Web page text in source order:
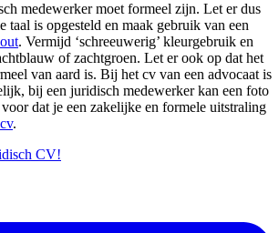
medewerker moet formeel zijn. Let er dus
taal is opgesteld en maak gebruik van een
. Vermijd ‘schreeuwerig’ kleurgebruik en
of zachtgroen. Let er ook op dat het
van aard is. Bij het cv van een advocaat is
bij een juridisch medewerker kan een foto
dat je een zakelijke en formele uitstraling
.
CV!